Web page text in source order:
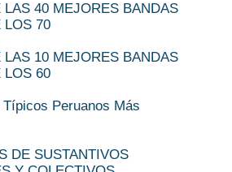
LAS 40 MEJORES BANDAS
LOS 70
LAS 10 MEJORES BANDAS
LOS 60
Típicos Peruanos Más
DE SUSTANTIVOS